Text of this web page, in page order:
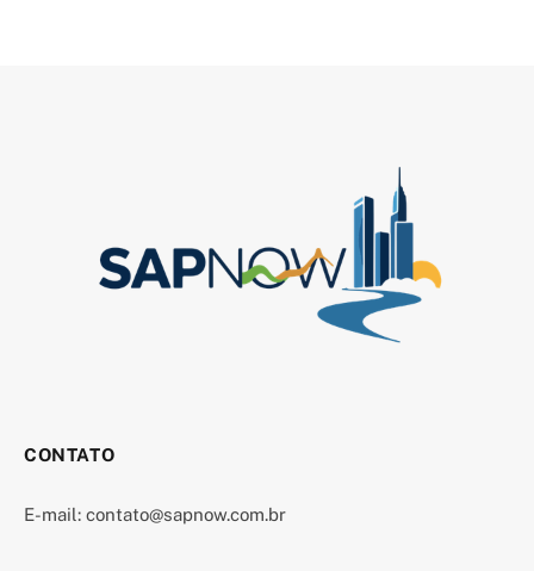
CONTATO
E-mail: contato@sapnow.com.br